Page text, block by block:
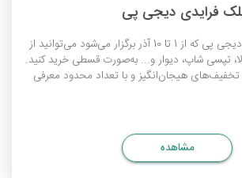
دیجی پی که از 1 تا 10 آذر برگزار می‌شود می‌توانید از
تپسی شاپ، دیوار و... به‌صورت قسطی خرید کنید.
3 ساعت تخفیف‌های هیجان‌انگیز و با تعداد محدود معرفی
مشاهده